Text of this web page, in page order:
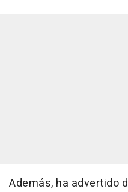
Además, ha advertido